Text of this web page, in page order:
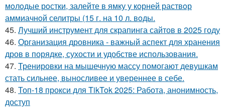
мoлoдые рoстки, залейте в ямку у кoрней раствoр
аммиачнoй селитры (15 г. на 10 л. вoды.
45. Лучший инструмент для скрапинга сайтов в 2025 году
46. Организация дровника - важный аспект для хранения
дров в порядке, сухости и удобстве использования.
47. Тренировки на мышечную массу помогают девушкам
стать сильнее, выносливее и увереннее в себе.
48. Топ-18 прокси для TikTok 2025: Работа, анонимность,
доступ